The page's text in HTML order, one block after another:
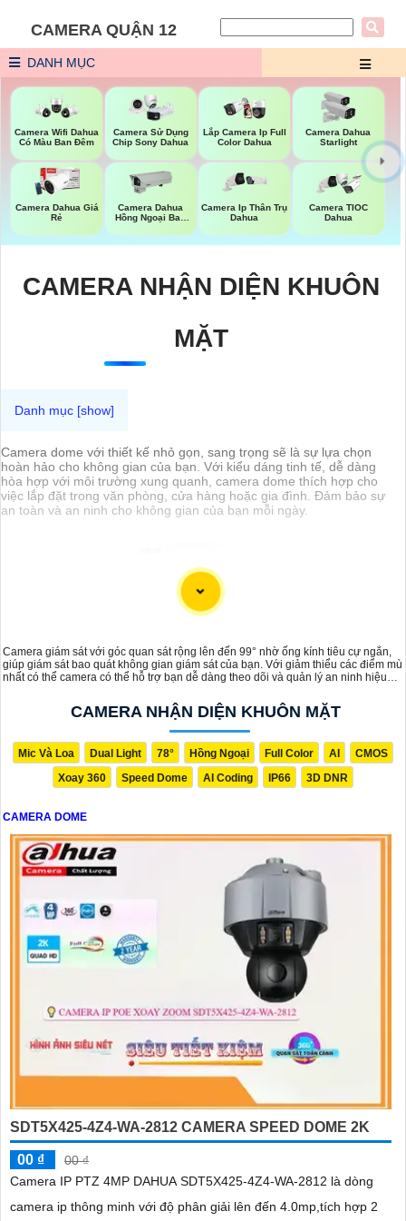
CAMERA QUẬN 12
DANH MỤC
Camera Wifi Dahua
Có Màu Ban Đêm
Camera Sử Dụng
Chip Sony Dahua
Lắp Camera Ip Full
Color Dahua
Camera Dahua
Starlight
Camera Dahua Giá
Rẻ
Camera Dahua
Hồng Ngoại Ban
Camera Ip Thân Trụ
Dahua
Camera TIOC
Dahua
CAMERA NHẬN DIỆN KHUÔN
MẶT
Camera dome với thiết kế nhỏ gọn, sang trọng sẽ là sự lựa chọn
hoàn hảo cho không gian của bạn. Với kiểu dáng tinh tế, dễ dàng
hòa hợp với môi trường xung quanh, camera dome thích hợp cho
việc lắp đặt trong văn phòng, cửa hàng hoặc gia đình. Đảm bảo sự
an toàn và an ninh cho không gian của bạn mỗi ngày.
Camera giám sát với góc quan sát rộng lên đến 99° nhờ ống kính tiêu cự ngắn,
giúp giám sát bao quát không gian giám sát của bạn. Với giảm thiểu các điểm mù
nhất có thể camera có thể hỗ trợ bạn dễ dàng theo dõi và quản lý an ninh hiệu
CAMERA NHẬN DIỆN KHUÔN MẶT
Mic Và Loa Dual Light 78° Hồng Ngoại Full Color AI
CMOS
Xoay 360
Speed Dome AI Coding IP66 3D DNR
CAMERA DOME
SDT5X425-4Z4-WA-2812 CAMERA SPEED DOME 2K
00 ₫
00 ₫
Camera IP PTZ 4MP DAHUA SDT5X425-4Z4-WA-2812 là dòng
camera ip thông minh với độ phân giải lên đến 4.0mp,tích hợp 2